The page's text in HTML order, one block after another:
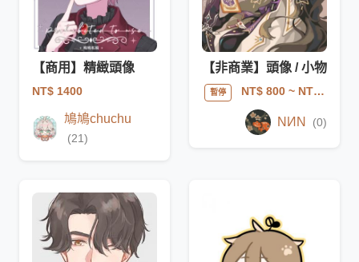
【商用】精緻頭像
NT$ 1400
鳩鳩chuchu
(21)
【非商業】頭像 / 小物
暫停 NT$ 800~ NT$ 1000
NИN (0)